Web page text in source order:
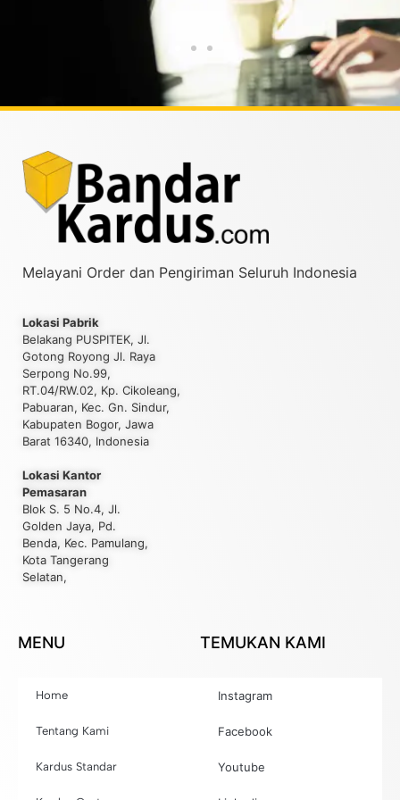
Taufiqurrahman MZ
Melayani Order dan Pengiriman Seluruh Indonesia
Lokasi Pabrik
Belakang PUSPITEK, Jl.
Gotong Royong Jl. Raya
Serpong No.99,
RT.04/RW.02, Kp. Cikoleang,
Pabuaran, Kec. Gn. Sindur,
Kabupaten Bogor, Jawa
Barat 16340, Indonesia
Lokasi Kantor
Pemasaran
Blok S. 5 No.4, Jl.
Golden Jaya, Pd.
Benda, Kec. Pamulang,
Kota Tangerang
Selatan,
MENU
Home
Tentang Kami
Kardus Standar
TEMUKAN KAMI
Instagram
Facebook
Youtube